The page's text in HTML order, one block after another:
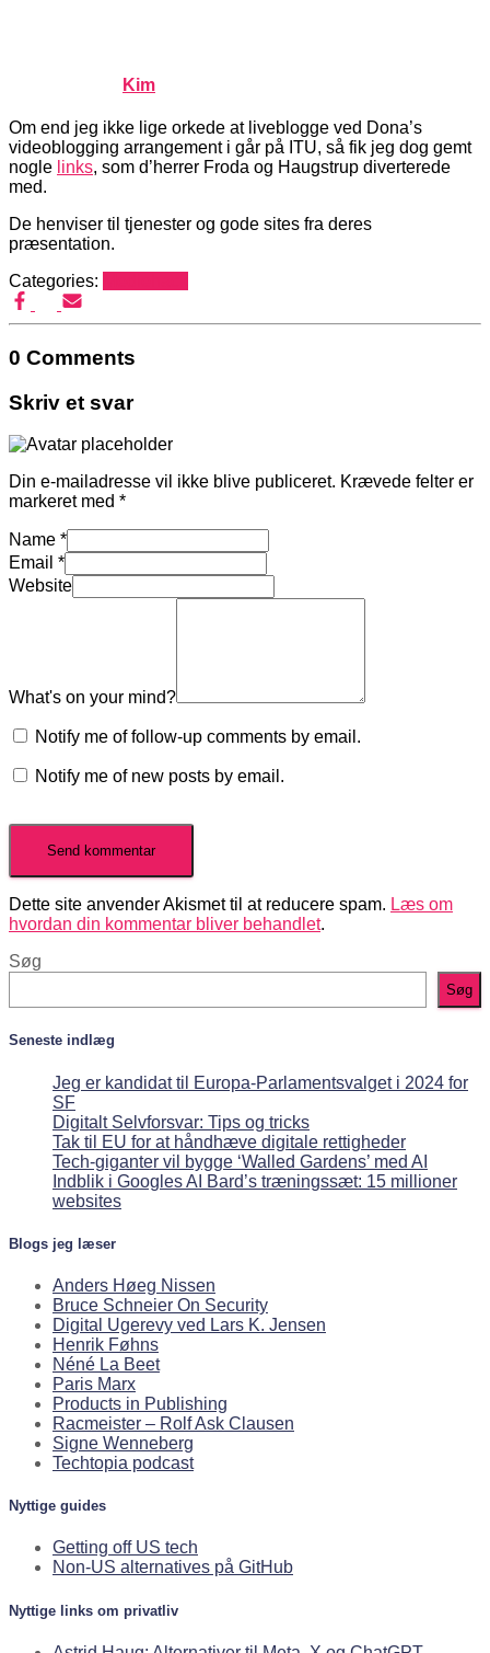
Kim
Om end jeg ikke lige orkede at liveblogge ved Dona’s
videoblogging arrangement i går på ITU, så fik jeg dog gemt
nogle links, som d’herrer Froda og Haugstrup diverterede
med.
De henviser til tjenester og gode sites fra deres
præsentation.
Categories:
0 Comments
Skriv et svar
Din e-mailadresse vil ikke blive publiceret. Krævede felter er
markeret med *
Name *
Email *
Website
What's on your mind?
Notify me of follow-up comments by email.
Notify me of new posts by email.
Dette site anvender Akismet til at reducere spam. Læs om
hvordan din kommentar bliver behandlet.
Søg
Søg
Seneste indlæg
Jeg er kandidat til Europa-Parlamentsvalget i 2024 for
SF
Digitalt Selvforsvar: Tips og tricks
Tak til EU for at håndhæve digitale rettigheder
Tech-giganter vil bygge ‘Walled Gardens’ med AI
Indblik i Googles AI Bard’s træningssæt: 15 millioner
websites
Blogs jeg læser
Anders Høeg Nissen
Bruce Schneier On Security
Digital Ugerevy ved Lars K. Jensen
Henrik Føhns
Néné La Beet
Paris Marx
Products in Publishing
Racmeister – Rolf Ask Clausen
Signe Wenneberg
Techtopia podcast
Nyttige guides
Getting off US tech
Non-US alternatives på GitHub
Nyttige links om privatliv